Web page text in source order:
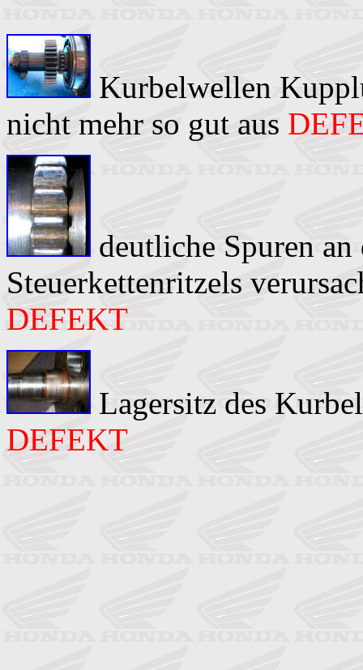
Kurbelwellen
nicht mehr so gut aus
deutliche Spuren an
Steuerkettenritzels
DEFEKT
Lagersitz des
DEFEKT